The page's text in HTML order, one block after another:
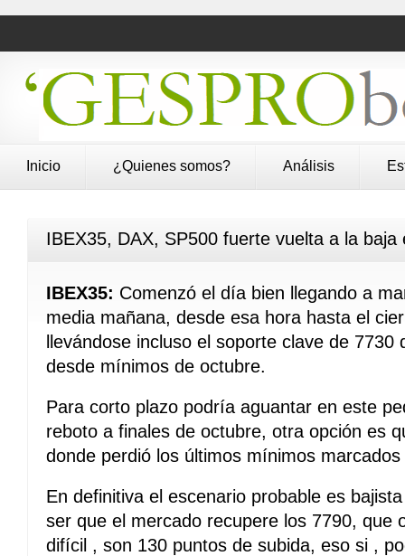
Inicio ¿Quienes somos? Análisis
IBEX35, DAX, SP500 fuerte vuelta a la baja
IBEX35: Comenzó el día bien llegando a
media mañana, desde esa hora hasta el
llevándose incluso el soporte clave de
desde mínimos de octubre.
Para corto plazo podría aguantar en este
reboto a finales de octubre, otra opción es
donde perdió los últimos mínimos
En definitiva el escenario probable es
ser que el mercado recupere los 7790, que
difícil , son 130 puntos de subida, eso si ,